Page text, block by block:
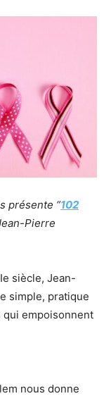
présente “102
Pierre
siècle, Jean-
simple, pratique
qui empoisonnent
nous donne